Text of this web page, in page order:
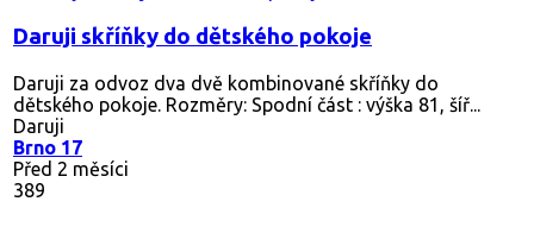
Daruji skříňky do dětského pokoje
Daruji za odvoz dva dvě kombinované skříňky do
dětského pokoje. Rozměry: Spodní část : výška 81, šíř...
Daruji
Brno 17
Před 2 měsíci
389